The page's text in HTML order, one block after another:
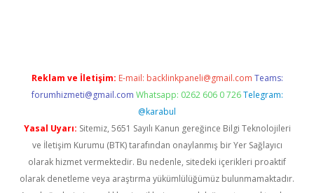
Reklam ve İletişim: E-mail: backlinkpaneli@gmail.com Teams:
forumhizmeti@gmail.com Whatsapp: 0262 606 0 726 Telegram:
@karabul
Yasal Uyarı: Sitemiz, 5651 Sayılı Kanun gereğince Bilgi Teknolojileri
ve İletişim Kurumu (BTK) tarafından onaylanmış bir Yer Sağlayıcı
olarak hizmet vermektedir. Bu nedenle, sitedeki içerikleri proaktif
olarak denetleme veya araştırma yükümlülüğümüz bulunmamaktadır.